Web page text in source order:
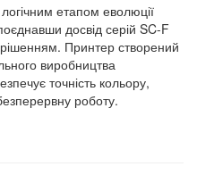
етапом еволюції
досвід серій SC-F
Принтер створений
виробництва
точність кольору,
роботу.